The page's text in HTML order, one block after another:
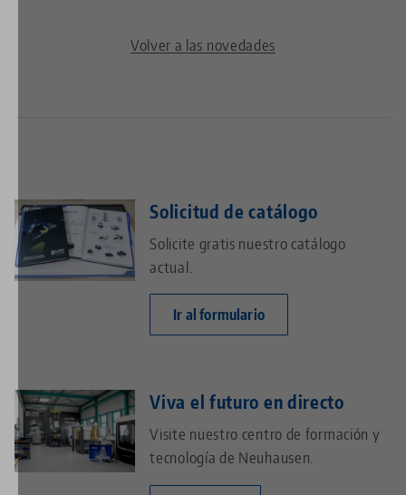
Volver a las novedades
Solicitud de catálogo
Solicite gratis nuestro catálogo
actual.
Ir al formulario
Viva el futuro en directo
Visite nuestro centro de formación y
tecnología de Neuhausen.